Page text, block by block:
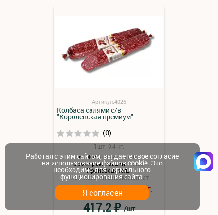
Артикул:4026
Колбаса салями с/в
"Королевская премиум"
(0)
1шт: 0,4 кг.
КБЖУ:610 ккал 17/60
Сроки реализации: 4 мес.
Производитель:
Могилевский мясокомбинат
Минимум к заказу: шт.
417.2₽/шт
Работая с этим сайтом, вы даете свое согласие
на использование файловcookie. Это
необходимо для нормального
функционирования сайта.
Я согласен